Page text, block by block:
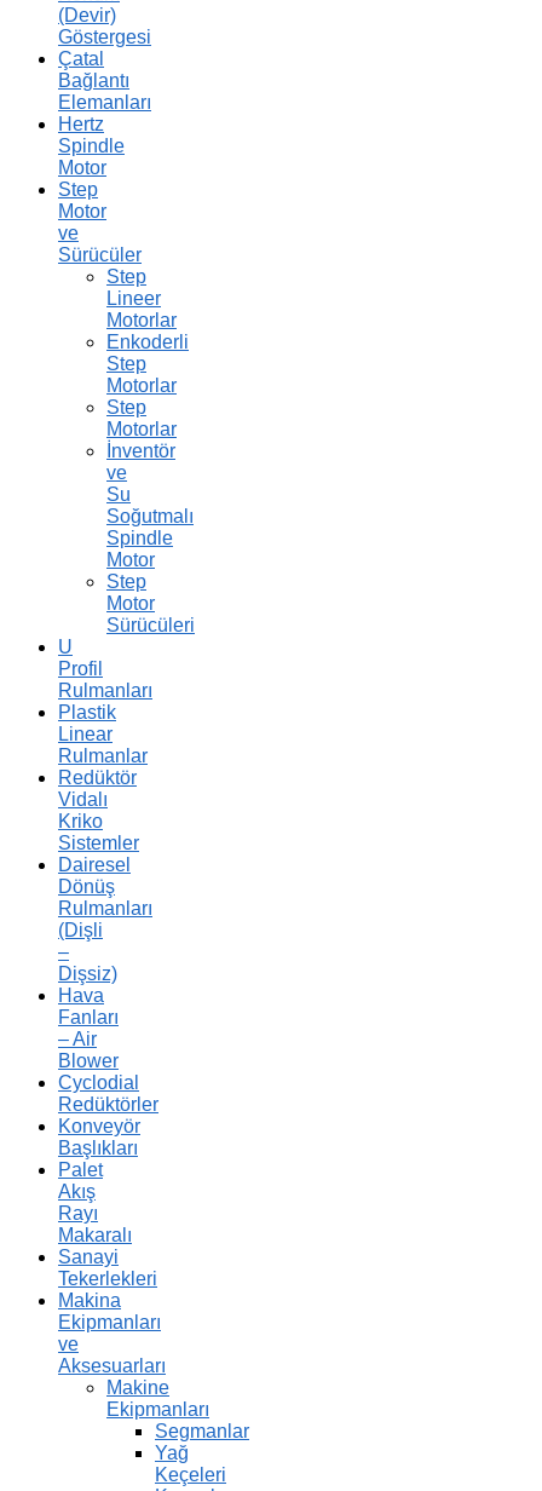
(Devir)
Göstergesi
Çatal
Bağlantı
Elemanları
Hertz
Spindle
Motor
Step
Motor
ve
Sürücüler
Step
Lineer
Motorlar
Enkoderli
Step
Motorlar
Step
Motorlar
İnventör
ve
Su
Soğutmalı
Spindle
Motor
Step
Motor
Sürücüleri
U
Profil
Rulmanları
Plastik
Linear
Rulmanlar
Redüktör
Vidalı
Kriko
Sistemler
Dairesel
Dönüş
Rulmanları
(Dişli
–
Dişsiz)
Hava
Fanları
– Air
Blower
Cyclodial
Redüktörler
Konveyör
Başlıkları
Palet
Akış
Rayı
Makaralı
Sanayi
Tekerlekleri
Makina
Ekipmanları
ve
Aksesuarları
Makine
Ekipmanları
Segmanlar
Yağ
Keçeleri